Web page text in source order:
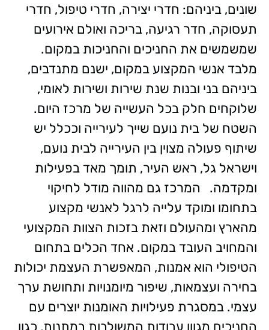
שונים, ביניהם: חדרי יצירה, חדרי טיפול, חדרי
תעסוקה, חדר רגיעה, בריכה ואולם אירועים
שמשמשים את החניכים והחניכות במקום.
מלבד אנשי המקצוע במקום, ישנם מתנדבים,
ביניהם בני ובנות שנת שירות ושירות לאומי,
שלוקחים חלק בכל העשייה של מרכז היום.
השטח של בית נועם שייך לעירייה וככלל יש
שיתוף פעולה מצוין בין העירייה לבית נועם,
וישראל גל, ראש העיר, תומך מאד בפעילות
ומקדמה. המרכז גם מהווה מודל לחיקוי
בתחומו ומוקד עלייה לרגל לאנשי מקצוע
מהארץ ומהעולם וזאת בזכות הצוות המקצועי
והמחויב העובד במקום. אחד הכלים בתחום
הטיפולי הוא אמנות, המאפשרת העצמת יכולות
בחירה ועצמאות, שיפור מיומנויות ותחושת ערך
עצמי. במסגרת פעילויות האומנות יוצרים עם
החניכים מגוון עבודות המשולבות במתנות, כגון